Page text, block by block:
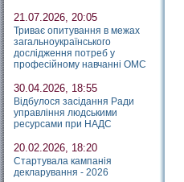
21.07.2026, 20:05
Триває опитування в межах
загальноукраїнського
дослідження потреб у
професійному навчанні ОМС
30.04.2026, 18:55
Відбулося засідання Ради
управління людськими
ресурсами при НАДС
20.02.2026, 18:20
Стартувала кампанія
декларування - 2026